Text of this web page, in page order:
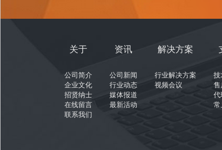
关于
公司简介
企业文化
招贤纳士
在线留言
联系我们
资讯
公司新闻
行业动态
媒体报道
最新活动
解决方案
行业解决方案
视频会议
技
售
代
常